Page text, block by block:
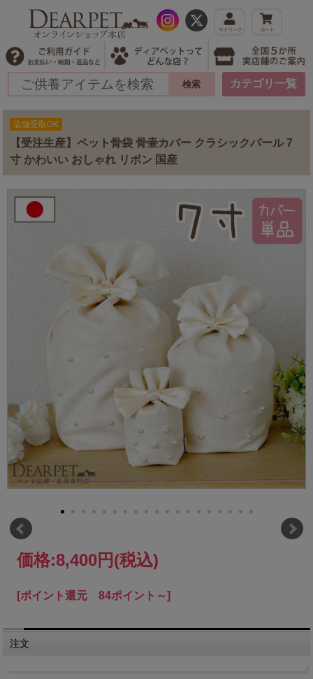
カテゴリ一覧
店舗受取OK
【受注生産】ペット骨袋 骨壷カバー クラシックパール 7
寸 かわいい おしゃれ リボン 国産
価格:8,400円(税込)
[ポイント還元 84ポイント～]
注文